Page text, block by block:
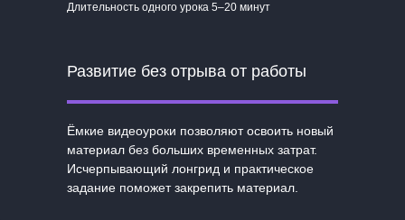
Длительность одного урока 5–20 минут
Развитие без отрыва от работы
Ёмкие видеоуроки позволяют освоить новый
материал без больших временных затрат.
Исчерпывающий лонгрид и практическое
задание поможет закрепить материал.